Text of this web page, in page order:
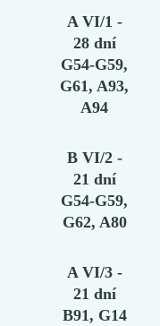
A VI/1 -
28 dní
G54-G59,
G61, A93,
A94
B VI/2 -
21 dní
G54-G59,
G62, A80
A VI/3 -
21 dní
B91, G14